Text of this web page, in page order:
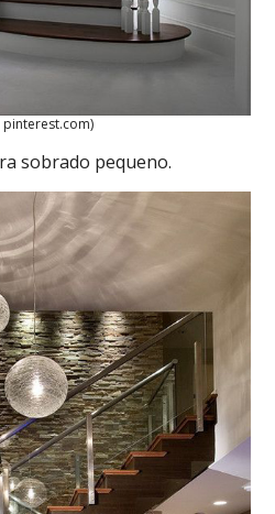
pinterest.com)
sobrado pequeno.